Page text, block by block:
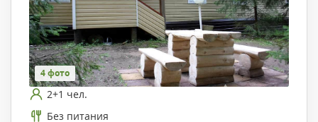
4 фото
2+1 чел.
Без питания